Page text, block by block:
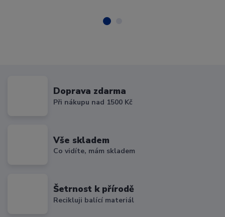
Doprava zdarma
Při nákupu nad 1500 Kč
Vše skladem
Co vidíte, mám skladem
Šetrnost k přírodě
Recikluji balící materiál